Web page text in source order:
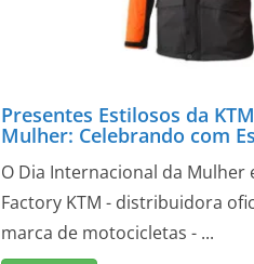
Presentes Estilosos da
Mulher: Celebrando com
O Dia Internacional da Mulher
Factory KTM - distribuidora
marca de motocicletas - ...